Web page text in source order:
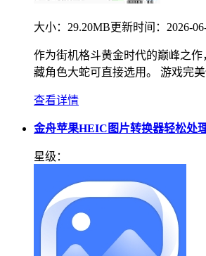
大小： 29.20MB更新时间： 2026-
作为街机格斗黄金时代的巅峰之
藏角色大蛇可直接选用。 游戏完
查看详情
金舟苹果HEIC图片转换器轻松处
星级：